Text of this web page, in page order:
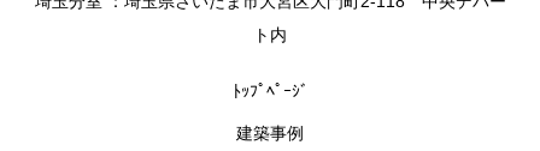
ト内
ﾄｯﾌﾟﾍﾟｰｼﾞ
建築事例